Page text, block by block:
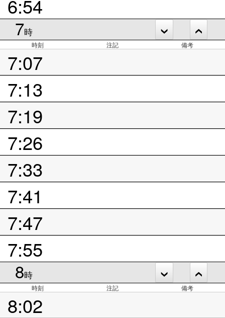
6:54
7時
時刻 注記 備考
7:07
7:13
7:19
7:26
7:33
7:41
7:47
7:55
8時
時刻 注記 備考
8:02